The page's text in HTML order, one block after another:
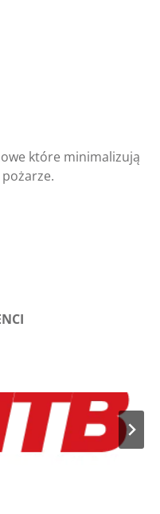
które minimalizują